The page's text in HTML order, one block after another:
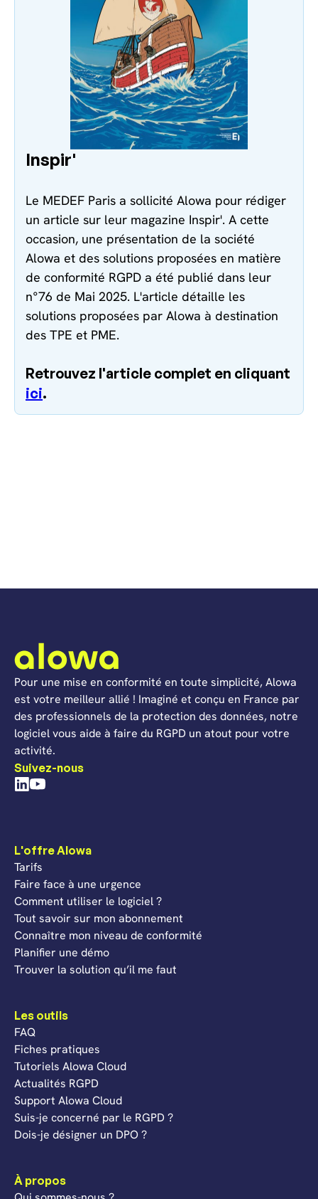
Inspir'
Le MEDEF Paris a sollicité Alowa pour rédiger
un article sur leur magazine Inspir'. A cette
occasion, une présentation de la société
Alowa et des solutions proposées en matière
de conformité RGPD a été publié dans leur
n°76 de Mai 2025. L'article détaille les
solutions proposées par Alowa à destination
des TPE et PME.
Retrouvez l'article complet en cliquant
ici.
Pour une mise en conformité en toute simplicité, Alowa
est votre meilleur allié ! Imaginé et conçu en France par
des professionnels de la protection des données, notre
logiciel vous aide à faire du RGPD un atout pour votre
activité.
Suivez-nous
L'offre Alowa
Tarifs
Faire face à une urgence
Comment utiliser le logiciel ?
Tout savoir sur mon abonnement
Connaître mon niveau de conformité
Planifier une démo
Trouver la solution qu’il me faut
Les outils
FAQ
Fiches pratiques
Tutoriels Alowa Cloud
Actualités RGPD
Support Alowa Cloud
Suis-je concerné par le RGPD ?
Dois-je désigner un DPO ?
À propos